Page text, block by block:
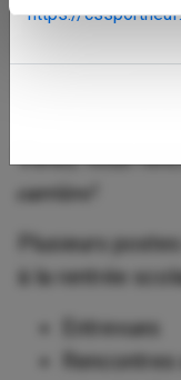
https://
Venez nous
𝒄𝒂𝒓𝒓𝒊𝒆̀𝒓𝒆!
Plusieurs
à la rentrée
Entrevues